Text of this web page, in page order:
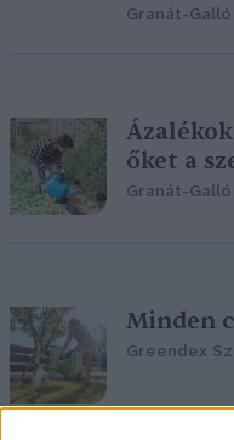
Granát-
őket a
Granát-
Minden
Greendex